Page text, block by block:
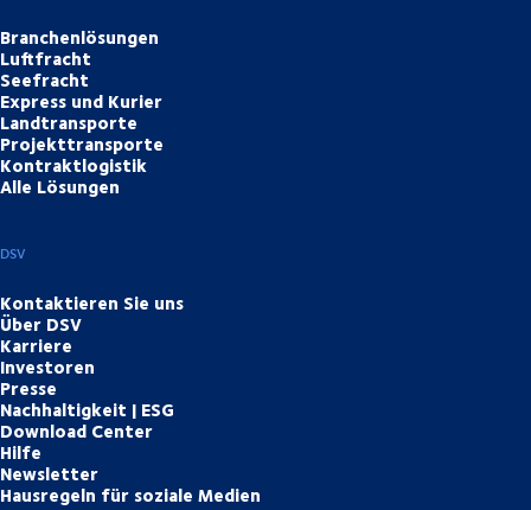
Branchenlösungen
Luftfracht
Seefracht
Express und Kurier
Landtransporte
Projekttransporte
Kontraktlogistik
Alle Lösungen
DSV
Kontaktieren Sie uns
Über DSV
Karriere
Investoren
Presse
Nachhaltigkeit | ESG
Download Center
Hilfe
Newsletter
Hausregeln für soziale Medien